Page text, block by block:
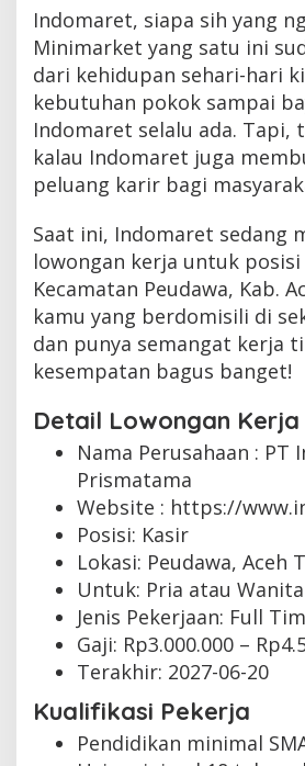
Indomaret, siapa sih yang
Minimarket yang satu ini
dari kehidupan sehari-hari
kebutuhan pokok sampai
Indomaret selalu ada. Tapi,
kalau Indomaret juga
peluang karir bagi
Saat ini, Indomaret sedang
lowongan kerja untuk posisi
Kecamatan Peudawa, Kab.
kamu yang berdomisili di
dan punya semangat kerja
kesempatan bagus banget!
Detail Lowongan Kerja
Nama Perusahaan : PT
Prismatama
Website : https://
Posisi: Kasir
Lokasi: Peudawa, Aceh
Untuk: Pria atau Wanita
Jenis Pekerjaan: Full
Gaji: Rp3.000.000 – Rp
Terakhir: 2027-06-20
Kualifikasi Pekerja
Pendidikan minimal